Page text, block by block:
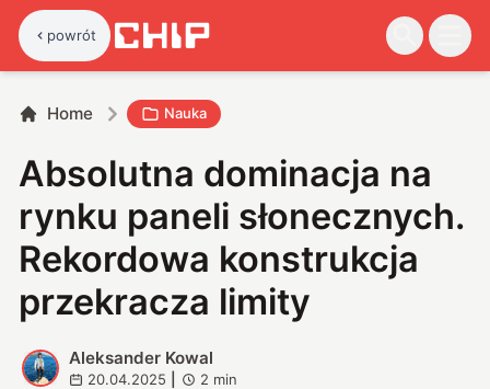
powrót
Home Nauka
Absolutna dominacja na
rynku paneli słonecznych.
Rekordowa konstrukcja
przekracza limity
A
Aleksander Kowal
20.04.2025 2 min